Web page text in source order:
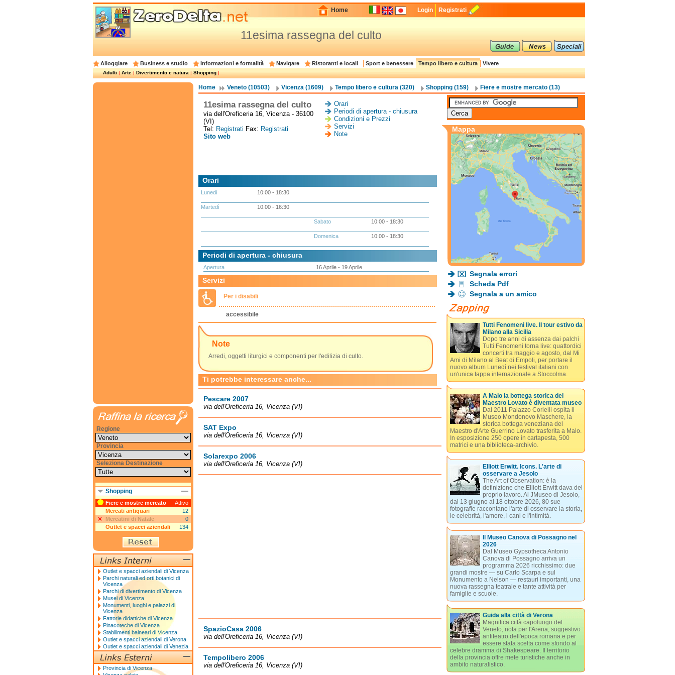
Home Login Registrati
11esima rassegna del culto
Alloggiare Business e studio Informazioni e formalità Navigare Ristoranti e locali Sport e benessere Tempo libero e cultura Vivere
Adulti|Arte|Divertimento e natura|Shopping|
Home Veneto (10503) Vicenza (1609) Tempo libero e cultura (320) Shopping (159) Fiere e mostre mercato (13)
11esima rassegna del culto
Orari
Periodi di apertura - chiusura
Condizioni e Prezzi
Servizi
Note
via dell'Oreficeria 16, Vicenza - 36100
(VI)
Tel: Registrati Fax: Registrati
Sito web
Orari
Lunedì 10:00 - 18:30
Martedì 10:00 - 16:30
Sabato 10:00 - 18:30
Domenica 10:00 - 18:30
Periodi di apertura - chiusura
Apertura 16 Aprile - 19 Aprile
Servizi
Per i disabili
accessibile
Note
Arredi, oggetti liturgici e componenti per l'edilizia di culto.
Ti potrebbe interessare anche...
Pescare 2007
via dell'Oreficeria 16, Vicenza (VI)
SAT Expo
via dell'Oreficeria 16, Vicenza (VI)
Solarexpo 2006
via dell'Oreficeria 16, Vicenza (VI)
SpazioCasa 2006
via dell'Oreficeria 16, Vicenza (VI)
Tempolibero 2006
via dell'Oreficeria 16, Vicenza (VI)
Mappa
Segnala errori
Scheda Pdf
Segnala a un amico
Tutti Fenomeni live. Il tour estivo da
Milano alla Sicilia
Dopo tre anni di assenza dai palchi
Tutti Fenomeni torna live: quattordici
concerti tra maggio e agosto, dal Mi
Ami di Milano al Beat di Empoli, per portare il
nuovo album Lunedì nei festival italiani con
un'unica tappa internazionale a Stoccolma.
A Malo la bottega storica del
Maestro Lovato è diventata museo
Dal 2011 Palazzo Corielli ospita il
Museo Mondonovo Maschere, la
storica bottega veneziana del
Maestro d'Arte Guerrino Lovato trasferita a Malo.
In esposizione 250 opere in cartapesta, 500
matrici e una biblioteca-archivio.
Elliott Erwitt. Icons. L'arte di
osservare a Jesolo
The Art of Observation: è la
definizione che Elliott Erwitt dava del
proprio lavoro. Al JMuseo di Jesolo,
dal 13 giugno al 18 ottobre 2026, 80 sue
fotografie raccontano l'arte di osservare la storia,
le celebrità, l'amore, i cani e l'intimità.
Il Museo Canova di Possagno nel
2026
Dal Museo Gypsotheca Antonio
Canova di Possagno arriva un
programma 2026 ricchissimo: due
grandi mostre — su Carlo Scarpa e sul
Monumento a Nelson — restauri importanti, una
nuova rassegna teatrale e tante attività per
famiglie e scuole.
Guida alla città di Verona
Magnifica città capoluogo del
Veneto, nota per l'Arena, suggestivo
anfiteatro dell'epoca romana e per
essere stata scelta come sfondo al
celebre dramma di Shakespeare. Il territorio
della provincia offre mete turistiche anche in
ambito naturalistico.
Regione
Provincia
Seleziona Destinazione
Shopping
Fiere e mostre mercato
Attivo
Mercati antiquari
12
Mercatini di Natale
0
Outlet e spacci aziendali
134
Outlet e spacci aziendali di Vicenza
Parchi naturali ed orti botanici di
Vicenza
Parchi di divertimento di Vicenza
Musei di Vicenza
Monumenti, luoghi e palazzi di
Vicenza
Fattorie didattiche di Vicenza
Pinacoteche di Vicenza
Stabilimenti balneari di Vicenza
Outlet e spacci aziendali di Verona
Outlet e spacci aziendali di Venezia
Provincia di Vicenza